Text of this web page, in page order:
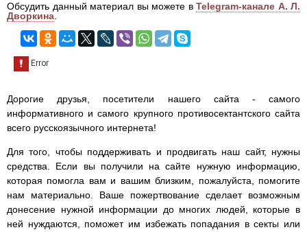
Обсудить данный материал вы можете в Telegram-канале А. Л.
Дворкина.
Дорогие друзья, посетители нашего сайта - самого
информативного и самого крупного противосектантского сайта
всего русскоязычного интернета!
Для того, чтобы поддерживать и продвигать наш сайт, нужны
средства. Если вы получили на сайте нужную информацию,
которая помогла вам и вашим близким, пожалуйста, помогите
нам материально. Ваше пожертвование сделает возможным
донесение нужной информации до многих людей, которые в
ней нуждаются, поможет им избежать попадания в секты или